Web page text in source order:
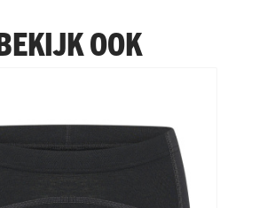
OOK
de elementen van de carrousel is
over te slaan
carrouselnavigatie te gaan